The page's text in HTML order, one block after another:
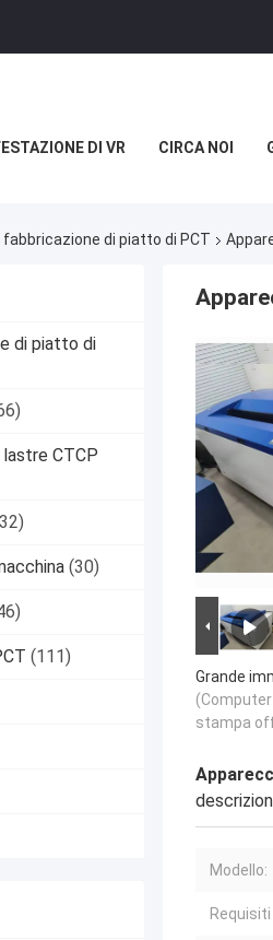
DI VR CIRCA NOI
fabbricazione di piatto di PCT
di piatto di
CTCP
(30)
(111)
Grande
stampa
Modello: